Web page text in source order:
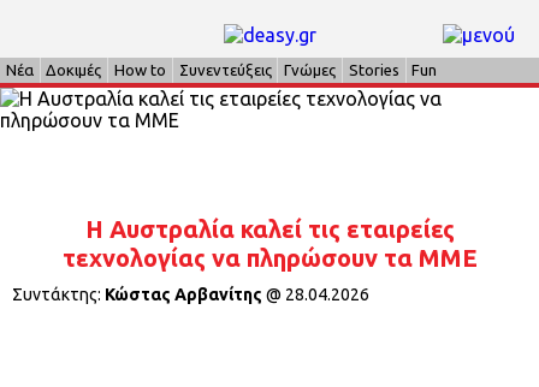
Νέα Δοκιμές How to Συνεντεύξεις Γνώμες Stories Fun
Η Αυστραλία καλεί τις εταιρείες
τεχνολογίας να πληρώσουν τα ΜΜΕ
Συντάκτης: Κώστας Αρβανίτης @ 28.04.2026